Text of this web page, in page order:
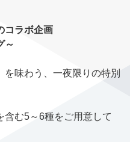
コラボ企画
～
味わう、一夜限りの特別
含む5～6種をご用意して